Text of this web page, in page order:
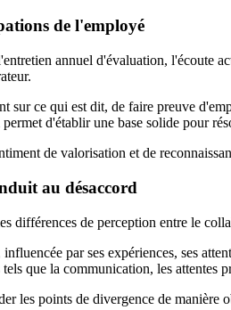
de l'employé
annuel d'évaluation, l'écoute
sur ce qui est dit, de faire preuve
d'établir une base solide pour
de valorisation et de
au désaccord
différences de perception entre le
par ses expériences, ses
que la communication, les attentes
les points de divergence de